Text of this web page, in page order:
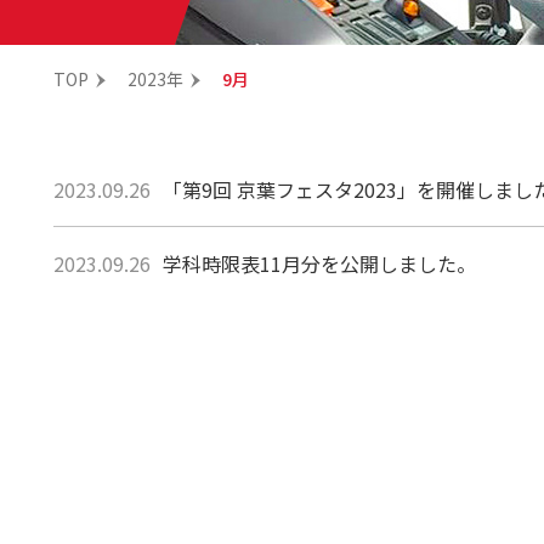
TOP 2023年 9月
2023.09.26 「第9回 京葉フェスタ2023」を開催しまし
2023.09.26 学科時限表11月分を公開しました。